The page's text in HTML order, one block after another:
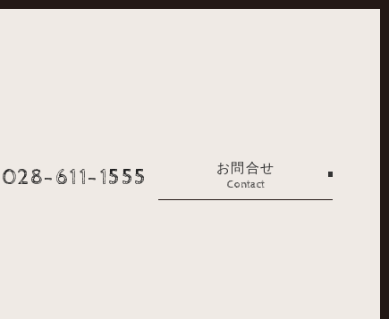
028-611-1555 お問合せ
Contact